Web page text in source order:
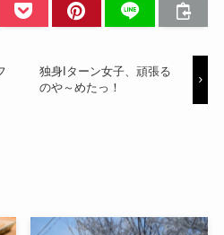
独身Iターン女子、頑張る
のや～めたっ！